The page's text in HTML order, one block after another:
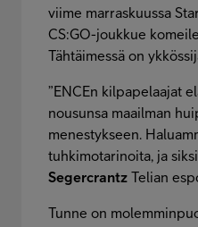
viime marraskuussa
CS:GO-joukkue
Tähtäimessä on
”ENCEn kilpapelaajat
nousunsa maailman
menestykseen.
tuhkimotarinoita, ja
Segercrantz Telian
Tunne on